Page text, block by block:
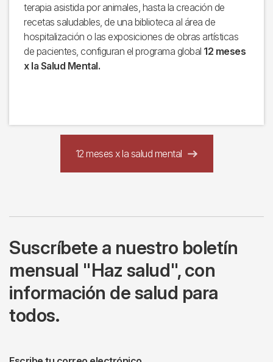
terapia asistida por animales, hasta la creación de
recetas saludables, de una biblioteca al área de
hospitalización o las exposiciones de obras artísticas
de pacientes, configuran el programa global 12 meses
x la Salud Mental.
12 meses x la salud mental
Suscríbete a nuestro boletín
mensual "Haz salud", con
información de salud para
todos.